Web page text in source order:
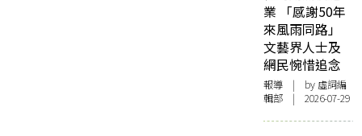
業 「感謝50年
來風雨同路」
文藝界人士及
網民惋惜追念
報導 | by 虛詞編
輯部 | 2026-07-29